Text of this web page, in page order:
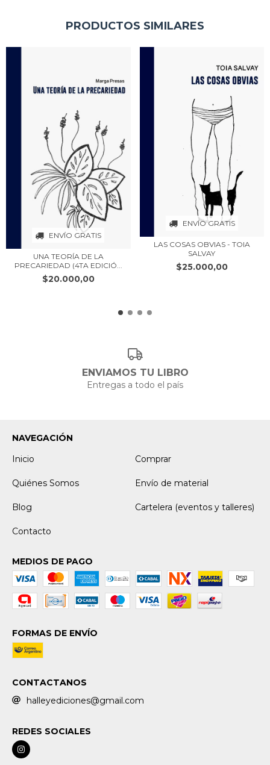
PRODUCTOS SIMILARES
ENVÍO GRATIS
UNA TEORÍA DE LA
PRECARIEDAD (4TA EDICIÓ...
$20.000,00
ENVÍO GRATIS
LAS COSAS OBVIAS - TOIA
SALVAY
$25.000,00
ENVIAMOS TU LIBRO
Entregas a todo el país
NAVEGACIÓN
Inicio
Comprar
Quiénes Somos Envío de material
Blog Cartelera (eventos y talleres)
Contacto
MEDIOS DE PAGO
FORMAS DE ENVÍO
CONTACTANOS
halleyediciones@gmail.com
REDES SOCIALES